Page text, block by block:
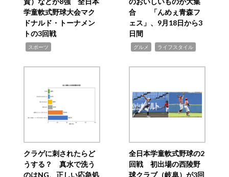
学童軟式野球大会マク
ドナルド・トーナメン
トの3回戦
スポーツ
合 「んめぇ青森フ
ェス」、9月18日から3
日間
グルメ ライフスタイル
クラゲに刺されたらど
うする？ 真水で洗う
のはNG、正しい応急処
全日本学童軟式野球の2
回戦 初出場の西陵野
球クラブ（岐阜）が3回